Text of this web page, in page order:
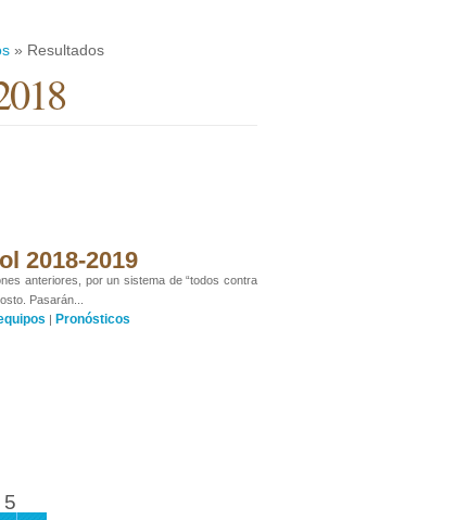
» Resultados
2018-2019
anteriores, por un sistema de “todos contra
Pasarán...
| Pronósticos